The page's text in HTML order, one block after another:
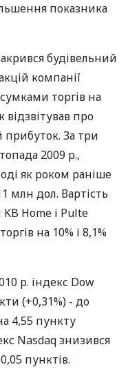
показника
будівельний
компанії
торгів на
відзвітував про
За три
2009 р.,
як роком раніше
млн дол. Вартість
Home і Pulte
на 10% і 8,1%
р. індекс Dow
(+0,31%) - до
4,55 пункту
Nasdaq знизився
пунктів.